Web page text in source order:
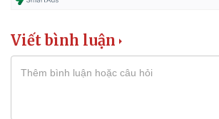
Viết bình luận